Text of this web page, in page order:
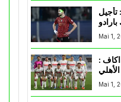
تأجيل
Mai 1,
اكاف :
Mai 1,